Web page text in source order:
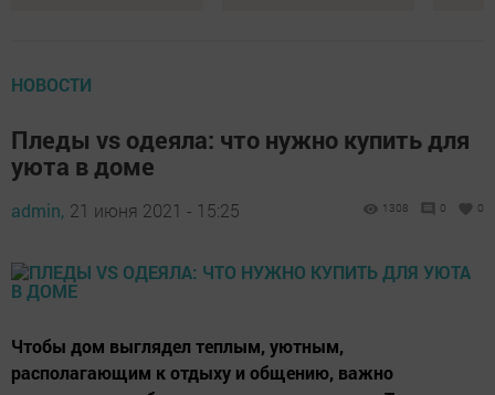
НОВОСТИ
Пледы vs одеяла: что нужно купить для
уюта в доме
admin, 21 июня 2021 - 15:25 1308 0 0
Чтобы дом выглядел теплым, уютным,
располагающим к отдыху и общению, важно